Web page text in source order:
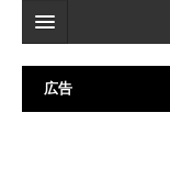
ホーム
検索
広告